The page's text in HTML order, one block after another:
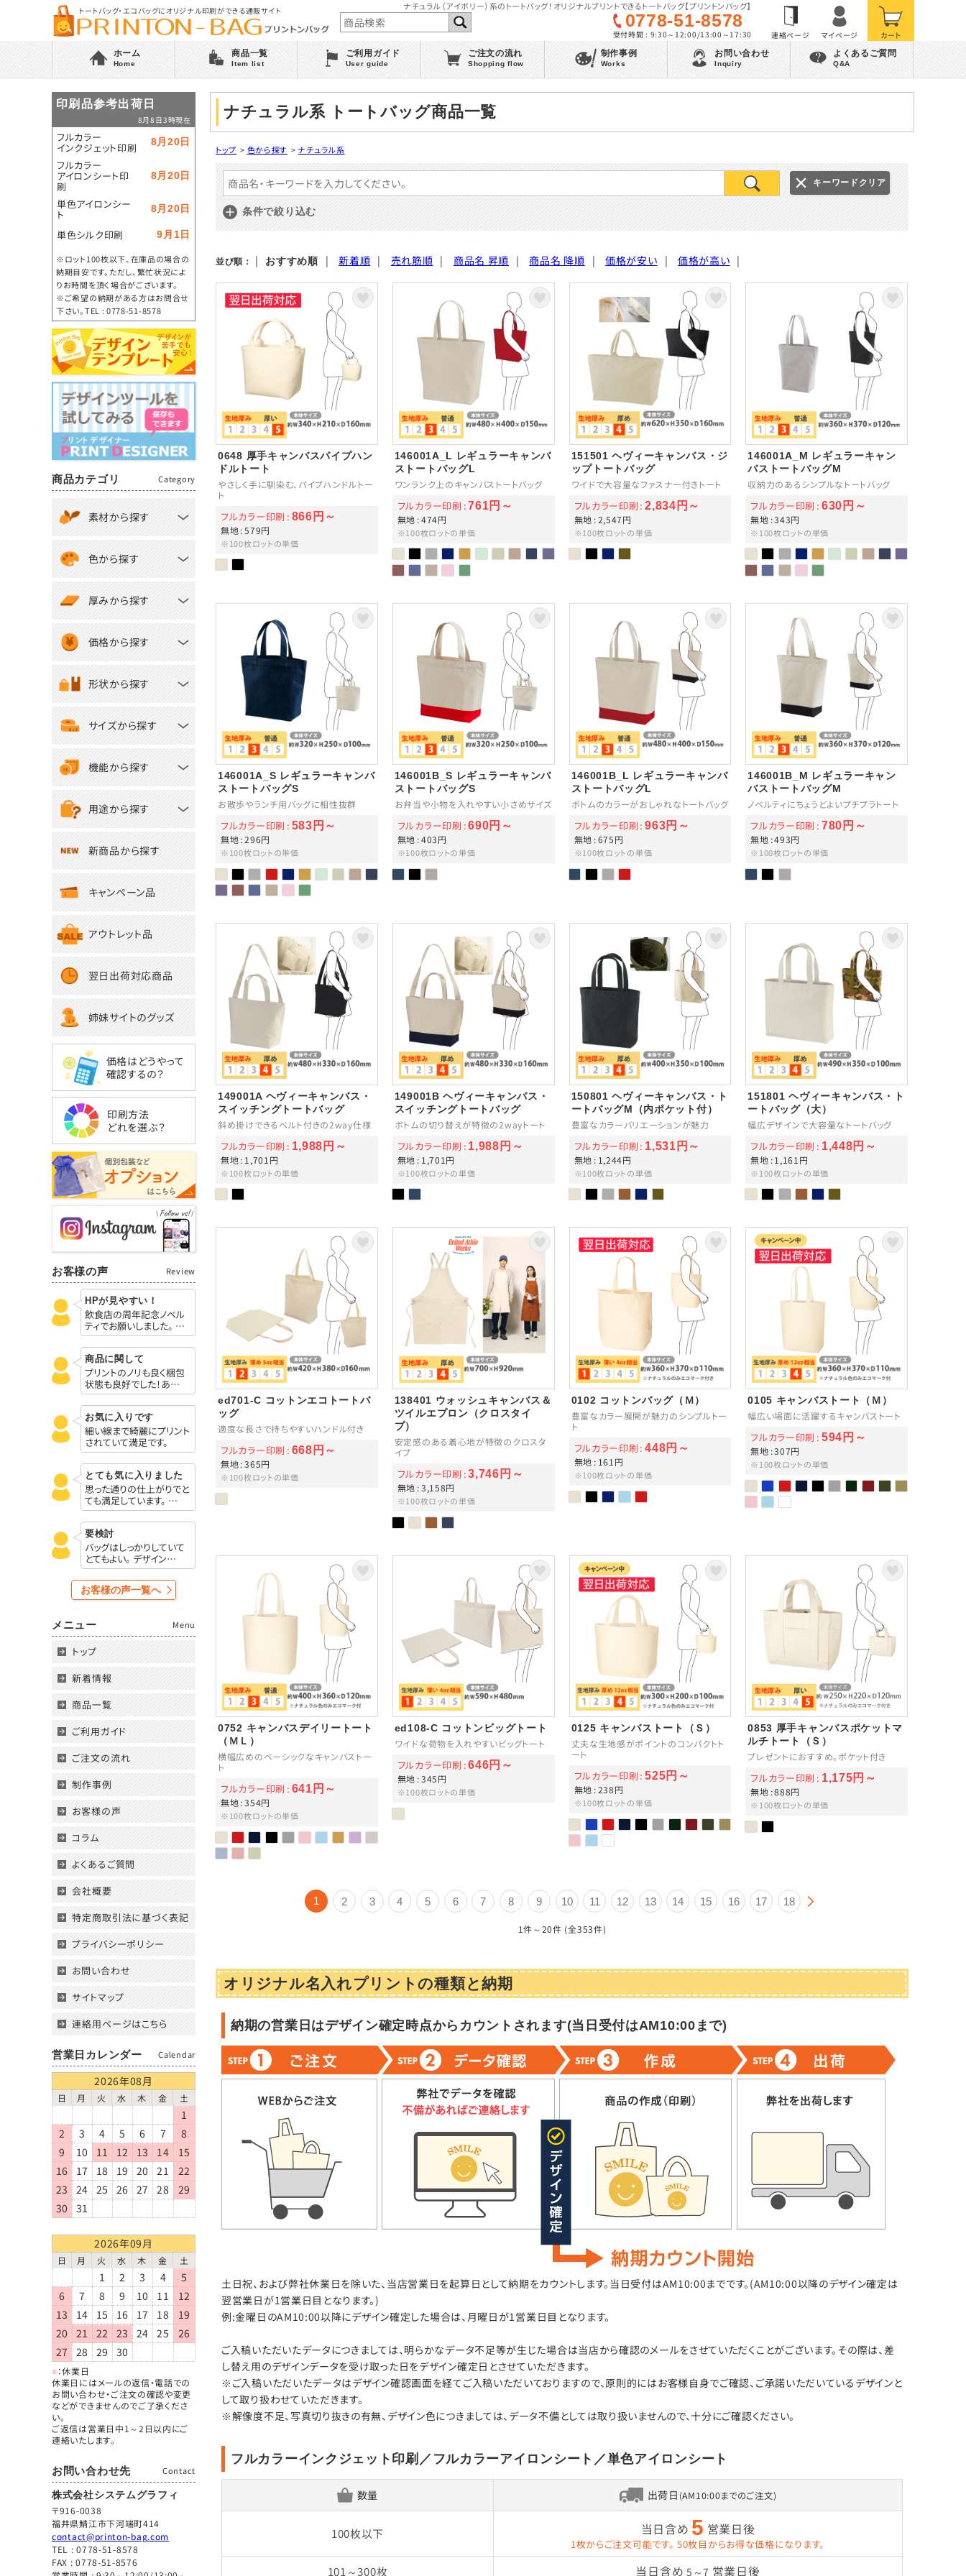
トートバッグ・エコバッグにオリジナル印刷ができる通販サイト ナチュラル（アイボリー）系のトートバッグ！オリジナルプリントできるトートバッグ【プリントンバッグ】
0778-51-8578
受付時間 : 9:30～12:00/13:00～17:30
ホーム
Home
商品一覧
Item list
ご利用ガイド
User guide
ご注文の流れ
Shopping flow
制作事例
Works
お問い合わせ
Inquiry
よくあるご質問
Q&A
ナチュラル系 トートバッグ商品一覧
トップ > 色から探す > ナチュラル系
キーワードクリア
条件で絞り込む
並び順： | おすすめ順 | 新着順 | 売れ筋順 | 商品名 昇順 | 商品名 降順 | 価格が安い | 価格が高い |
0648 厚手キャンバスパイプハン
ドルトート
やさしく手に馴染む、パイプハンドルトー
ト
無地 579円
フルカラー印刷 866円～
※100枚ロットの単価
146001A_L レギュラーキャンバ
ストートバッグL
ワンランク上のキャンバストートバッグ
無地 474円
フルカラー印刷 761円～
※100枚ロットの単価
151501 ヘヴィーキャンバス・ジ
ップトートバッグ
ワイドで大容量なファスナー付きトート
無地 2,547円
フルカラー印刷 2,834円～
※100枚ロットの単価
146001A_M レギュラーキャン
バストートバッグM
収納力のあるシンプルなトートバッグ
無地 343円
フルカラー印刷 630円～
※100枚ロットの単価
146001A_S レギュラーキャンバ
ストートバッグS
お散歩やランチ用バッグに相性抜群
無地 296円
フルカラー印刷 583円～
※100枚ロットの単価
146001B_S レギュラーキャンバ
ストートバッグS
お弁当や小物を入れやすい小さめサイズ
無地 403円
フルカラー印刷 690円～
※100枚ロットの単価
146001B_L レギュラーキャンバ
ストートバッグL
ボトムのカラーがおしゃれなトートバッグ
無地 675円
フルカラー印刷 963円～
※100枚ロットの単価
146001B_M レギュラーキャン
バストートバッグM
ノベルティにちょうどよいプチプラトート
無地 493円
フルカラー印刷 780円～
※100枚ロットの単価
149001A ヘヴィーキャンバス・
スイッチングトートバッグ
斜め掛けできるベルト付きの2way仕様
無地 1,701円
フルカラー印刷 1,988円～
※100枚ロットの単価
149001B ヘヴィーキャンバス・
スイッチングトートバッグ
ボトムの切り替えが特徴の2wayトート
無地 1,701円
フルカラー印刷 1,988円～
※100枚ロットの単価
150801 ヘヴィーキャンバス・ト
ートバッグM（内ポケット付）
豊富なカラーバリエーションが魅力
無地 1,244円
フルカラー印刷 1,531円～
※100枚ロットの単価
151801 ヘヴィーキャンバス・ト
ートバッグ（大）
幅広デザインで大容量なトートバッグ
無地 1,161円
フルカラー印刷 1,448円～
※100枚ロットの単価
ed701-C コットンエコトートバ
ッグ
適度な長さで持ちやすいハンドル付き
無地 365円
フルカラー印刷 668円～
※100枚ロットの単価
138401 ウォッシュキャンバス＆
ツイルエプロン（クロスタイ
プ）
安定感のある着心地が特徴のクロスタ
イプ
無地 3,158円
フルカラー印刷 3,746円～
※100枚ロットの単価
0102 コットンバッグ（Ｍ）
豊富なカラー展開が魅力のシンプルトー
ト
無地 161円
フルカラー印刷 448円～
※100枚ロットの単価
0105 キャンバストート（Ｍ）
幅広い場面に活躍するキャンバストート
無地 307円
フルカラー印刷 594円～
※100枚ロットの単価
0752 キャンバスデイリートート
（ＭＬ）
横幅広めのベーシックなキャンバストー
ト
無地 354円
フルカラー印刷 641円～
※100枚ロットの単価
ed108-C コットンビッグトート
ワイドな荷物を入れやすいビッグトート
無地 345円
フルカラー印刷 646円～
※100枚ロットの単価
0125 キャンバストート（Ｓ）
丈夫な生地感がポイントのコンパクトト
ート
無地 238円
フルカラー印刷 525円～
※100枚ロットの単価
0853 厚手キャンバスポケットマ
ルチトート（Ｓ）
プレゼントにおすすめ。ポケット付き
無地 888円
フルカラー印刷 1,175円～
※100枚ロットの単価
1 2 3 4 5 6 7 8 9 10 11 12 13 14 15 16 17 18
1件～20件 (全353件)
オリジナル名入れプリントの種類と納期
納期の営業日はデザイン確定時点からカウントされます(当日受付はAM10:00まで)
土日祝、および弊社休業日を除いた、当店営業日を起算日として納期をカウントします。当日受付はAM10:00までです。(AM10:00以降のデザイン確定は
翌営業日が1営業日目となります。)
例:金曜日のAM10:00以降にデザイン確定した場合は、月曜日が1営業日目となります。
ご入稿いただいたデータにつきましては、明らかなデータ不足等が生じた場合は当店から確認のメールをさせていただくことがございます。その際は、差
し替え用のデザインデータを受け取った日をデザイン確定日とさせていただきます。
※ご入稿いただいたデータはデザイン確認画面を経てご入稿いただいておりますので、原則的にはお客様自身でご確認、ご承諾いただいているデザインと
して取り扱わせていただきます。
※解像度不足、写真切り抜きの有無、デザイン色につきましては、データ不備としては取り扱いませんので、十分にご確認ください。
フルカラーインクジェット印刷／フルカラーアイロンシート／単色アイロンシート
数量 出荷日 (AM10:00までのご注文)
100枚以下 当日含め 5 営業日後
1枚からご注文可能です。 50枚目からお得な価格になります。
101～300枚 当日含め 5～7 営業日後
印刷品参考出荷日
8月8日3時現在
フルカラー
インクジェット印刷 8月20日
フルカラー
アイロンシート印
刷
8月20日
単色アイロンシー
ト 8月20日
単色シルク印刷 9月1日
※ロット100枚以下、在庫品の場合の
納期目安です。ただし、繁忙状況によ
りお時間を頂く場合がございます。
※ご希望の納期がある方はお問合せ
下さい。TEL : 0778-51-8578
商品カテゴリ Category
素材から探す
色から探す
厚みから探す
価格から探す
形状から探す
サイズから探す
機能から探す
用途から探す
新商品から探す
キャンペーン品
アウトレット品
翌日出荷対応商品
姉妹サイトのグッズ
価格はどうやって
確認するの？
印刷方法
どれを選ぶ？
お客様の声 Review
HPが見やすい！
飲食店の周年記念ノベル
ティでお願いしました。 …
商品に関して
プリントのノリも良く梱包
状態も良好でした！あ…
お気に入りです
細い線まで綺麗にプリント
されていて満足です。
とても気に入りました
思った通りの仕上がりでと
ても満足しています。 …
要検討
バッグはしっかりしていて
とてもよい。 デザイン…
お客様の声一覧へ
メニュー Menu
トップ
新着情報
商品一覧
ご利用ガイド
ご注文の流れ
制作事例
お客様の声
コラム
よくあるご質問
会社概要
特定商取引法に基づく表記
プライバシーポリシー
お問い合わせ
サイトマップ
連絡用ページはこちら
営業日カレンダー Calendar
2026年08月
日 月 火 水 木 金 土
1
2
3 4 5 6 7
8
9
10 11 12 13 14
15
16
17 18 19 20 21
22
23
24 25 26 27 28
29
30
31
2026年09月
日 月 火 水 木 金 土
1 2 3 4
5
6
7 8 9 10 11
12
13
14 15 16 17 18
19
20
21 22 23 24 25
26
27
28 29 30
■：休業日
休業日にはメールの返信・電話での
お問い合わせ・ご注文の確認や変更
などができませんのでご了承くださ
い。
ご返信は営業日中1～2日以内にご
連絡いたします。
お問い合わせ先 Contact
株式会社システムグラフィ
〒916-0038
福井県鯖江市下河端町414
contact@printon-bag.com
TEL :0778-51-8578
FAX : 0778-51-8576